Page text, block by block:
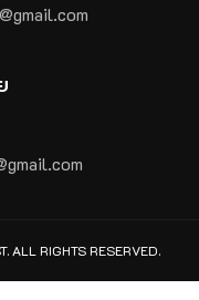
ALL RIGHTS RESERVED.